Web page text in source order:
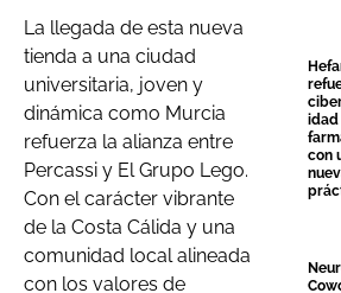
La llegada de esta nueva
tienda a una ciudad
universitaria, joven y
dinámica como Murcia
refuerza la alianza entre
Percassi y El Grupo Lego.
Con el carácter vibrante
de la Costa Cálida y una
comunidad local alineada
con los valores de
idad
con